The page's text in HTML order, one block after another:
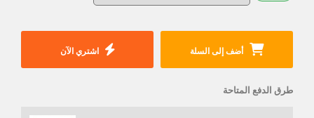
أضف إلى السلة اشتري الآن
طرق الدفع المتاحة